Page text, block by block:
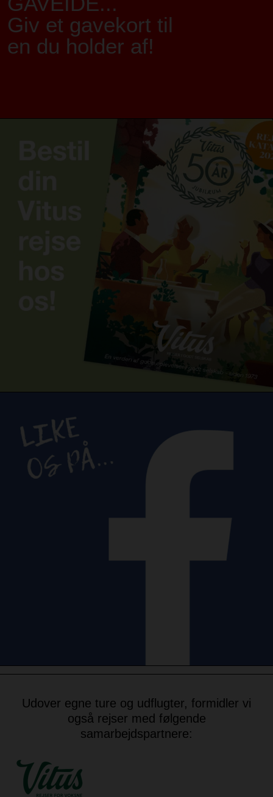
Giv et gavekort til
en du holder af!
Udover egne ture og udflugter, formidler vi
også rejser med følgende
samarbejdspartnere: